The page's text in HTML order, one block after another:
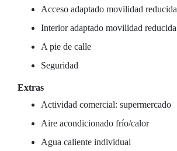
Acceso adaptado movilidad reducida
Interior adaptado movilidad reducida
A pie de calle
Seguridad
Extras
Actividad comercial: supermercado
Aire acondicionado frío/calor
Agua caliente individual